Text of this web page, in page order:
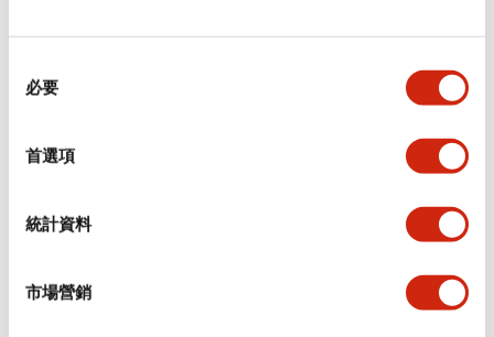
必要
首選項
統計資料
市場營銷